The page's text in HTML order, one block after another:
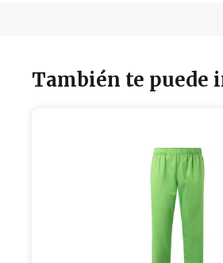
También te puede